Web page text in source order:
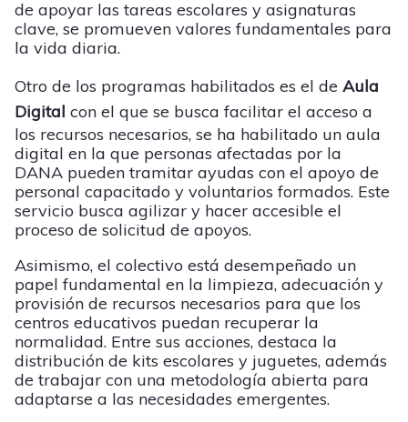
de apoyar las tareas escolares y asignaturas
clave, se promueven valores fundamentales para
la vida diaria.
Otro de los programas habilitados es el de Aula
Digital con el que se busca facilitar el acceso a
los recursos necesarios, se ha habilitado un aula
digital en la que personas afectadas por la
DANA pueden tramitar ayudas con el apoyo de
personal capacitado y voluntarios formados. Este
servicio busca agilizar y hacer accesible el
proceso de solicitud de apoyos.
Asimismo, el colectivo está desempeñado un
papel fundamental en la limpieza, adecuación y
provisión de recursos necesarios para que los
centros educativos puedan recuperar la
normalidad. Entre sus acciones, destaca la
distribución de kits escolares y juguetes, además
de trabajar con una metodología abierta para
adaptarse a las necesidades emergentes.